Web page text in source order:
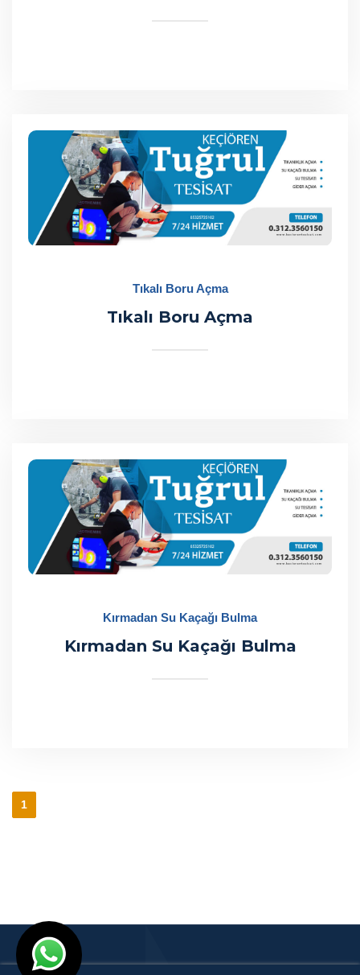
Tıkalı Boru Açma
Tıkalı Boru Açma
Kırmadan Su Kaçağı Bulma
Kırmadan Su Kaçağı Bulma
1
© Tuğrul Tesisat 1997- 2024 I TasarımAnkara Hosting